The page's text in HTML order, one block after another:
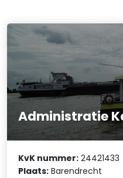
Administratie
KvK nummer: 24421433
Plaats: Barendrecht